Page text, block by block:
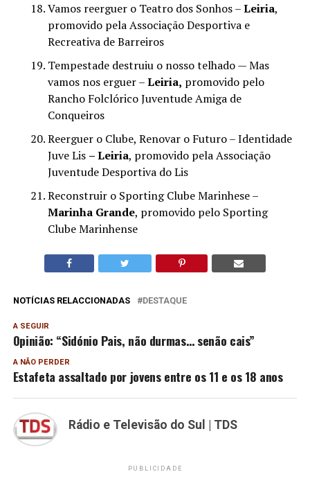
Vamos reerguer o Teatro dos Sonhos –Leiria,
promovido pela Associação Desportiva e
Recreativa de Barreiros
Tempestade destruiu o nosso telhado — Mas
vamos nos erguer –Leiria, promovido pelo
Rancho Folclórico Juventude Amiga de
Conqueiros
Reerguer o Clube, Renovar o Futuro – Identidade
Juve Lis – Leiria, promovido pela Associação
Juventude Desportiva do Lis
Reconstruir o Sporting Clube Marinhese –
Marinha Grande, promovido pelo Sporting
Clube Marinhense
NOTÍCIAS RELACCIONADAS DESTAQUE
A SEGUIR
Opinião: “Sidónio Pais, não durmas… senão cais”
A NÃO PERDER
Estafeta assaltado por jovens entre os 11 e os 18 anos
Rádio e Televisão do Sul | TDS
PUBLICIDADE